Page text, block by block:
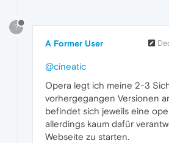
?
A Former User
@cineatic
Opera legt ich meine 2-3
vorhergegangen Versionen
befindet sich jeweils eine
allerdings kaum dafür
Webseite zu starten.